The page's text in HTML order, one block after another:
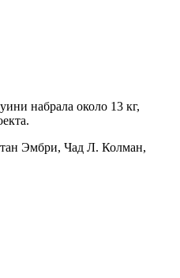
набрала около 13 кг,
Эмбри, Чад Л. Колман,